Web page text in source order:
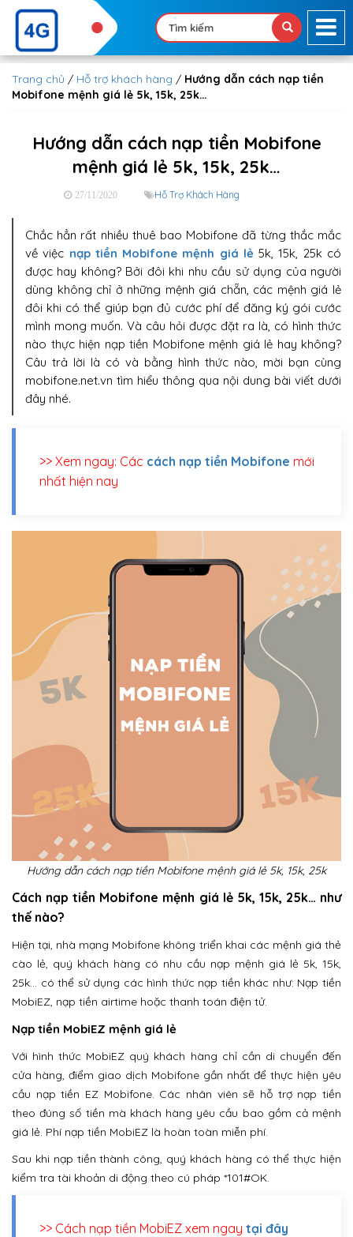
Trang chủ / Hỗ trợ khách hàng / Hướng dẫn cách nạp tiền
Mobifone mệnh giá lẻ 5k, 15k, 25k…
Hướng dẫn cách nạp tiền Mobifone
mệnh giá lẻ 5k, 15k, 25k…
27/11/2020 Hỗ Trợ Khách Hàng
Chắc hẳn rất nhiều thuê bao Mobifone đã từng thắc mắc
về việc nạp tiền Mobifone mệnh giá lẻ5k, 15k, 25k có
được hay không? Bởi đôi khi nhu cầu sử dụng của người
dùng không chỉ ở những mệnh giá chẵn, các mệnh giá lẻ
đôi khi có thể giúp bạn đủ cước phí để đăng ký gói cước
mình mong muốn. Và câu hỏi được đặt ra là, có hình thức
nào thực hiện nạp tiền Mobifone mệnh giá lẻ hay không?
Câu trả lời là có và bằng hình thức nào, mời bạn cùng
mobifone.net.vn tìm hiểu thông qua nội dung bài viết dưới
đây nhé.
>> Xem ngay: Các cách nạp tiền Mobifone mới
nhất hiện nay
Hướng dẫn cách nạp tiền Mobifone mệnh giá lẻ 5k, 15k, 25k
Cách nạp tiền Mobifone mệnh giá lẻ 5k, 15k, 25k… như
thế nào?
Hiện tại, nhà mạng Mobifone không triển khai các mệnh giá thẻ
cào lẻ, quý khách hàng có nhu cầu nạp mệnh giá lẻ 5k, 15k,
25k… có thể sử dụng các hình thức nạp tiền khác như: Nạp tiền
MobiEZ, nạp tiền airtime hoặc thanh toán điện tử.
Nạp tiền MobiEZ mệnh giá lẻ
Với hình thức MobiEZ quý khách hàng chỉ cần di chuyển đến
cửa hàng, điểm giao dịch Mobifone gần nhất để thực hiện yêu
cầu nạp tiền EZ Mobifone. Các nhân viên sẽ hỗ trợ nạp tiền
theo đúng số tiền mà khách hàng yêu cầu bao gồm cả mệnh
giá lẻ. Phí nạp tiền MobiEZ là hoàn toàn miễn phí.
Sau khi nạp tiền thành công, quý khách hàng có thể thực hiện
kiểm tra tài khoản di động theo cú pháp *101#OK.
>> Cách nạp tiền MobiEZ xem ngay tại đây